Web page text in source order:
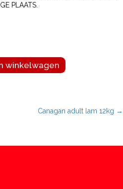
PLAATS.
winkelwagen
Canagan adult lam 12kg →